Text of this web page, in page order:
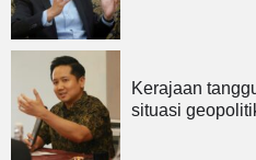
Kerajaan
situasi